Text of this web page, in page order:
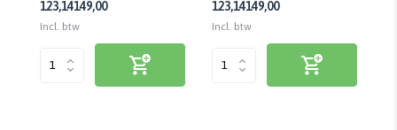
123,14149,00
Incl. btw
123,14149,00
Incl. btw